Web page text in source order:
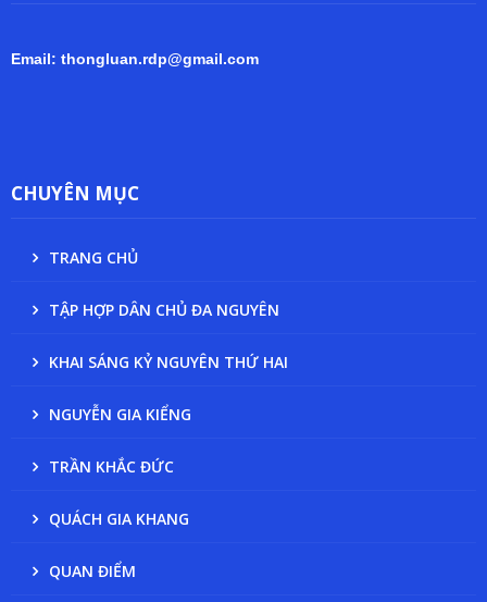
Email: thongluan.rdp@gmail.com
CHUYÊN MỤC
TRANG CHỦ
TẬP HỢP DÂN CHỦ ĐA NGUYÊN
KHAI SÁNG KỶ NGUYÊN THỨ HAI
NGUYỄN GIA KIỂNG
TRẦN KHẮC ĐỨC
QUÁCH GIA KHANG
QUAN ĐIỂM